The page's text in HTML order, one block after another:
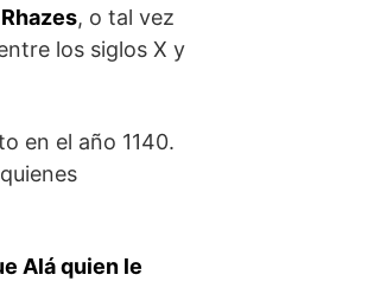
Rhazes, o tal vez
los siglos X y
en el año 1140.
Alá quien le